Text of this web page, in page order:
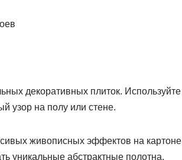
декоративных плиток. Используйте
узор на полу или стене.
живописных эффектов на картоне
уникальные абстрактные полотна.